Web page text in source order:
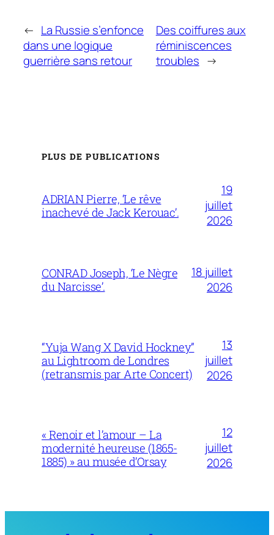
← La Russie s’enfonce
dans une logique
guerrière sans retour
Des coiffures aux
réminiscences
troubles →
PLUS DE PUBLICATIONS
ADRIAN Pierre, ‘Le rêve
inachevé de Jack Kerouac’.
19
juillet
2026
CONRAD Joseph, ‘Le Nègre
du Narcisse’.
18 juillet
2026
“Yuja Wang X David Hockney”
au Lightroom de Londres
(retransmis par Arte Concert)
13
juillet
2026
« Renoir et l’amour – La
modernité heureuse (1865-
1885) » au musée d’Orsay
12
juillet
2026